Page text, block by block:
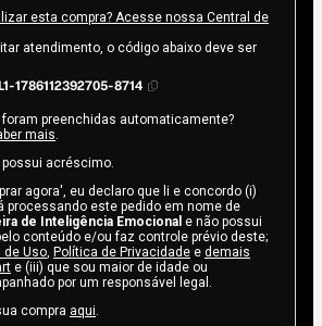
esta compra? Acesse nossa Central de
atendimento, o código abaixo deve ser
1786112392705-8714
preenchidas automaticamente?
mais.
acréscimo.
agora', eu declaro que li e concordo (i)
processando este pedido em nome de
de Inteligência Emocional e não possui
conteúdo e/ou faz controle prévio deste;
de Uso, Política de Privacidade e demais
e (iii) que sou maior de idade ou
por um responsável legal.
compra aqui.